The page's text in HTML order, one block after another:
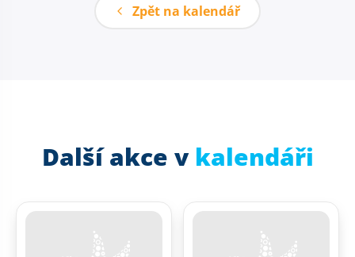
Zpět na kalendář
Další akce v kalendáři